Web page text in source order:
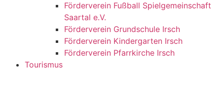
Förderverein Fußball Spielgemeinschaft
Saartal e.V.
Förderverein Grundschule Irsch
Förderverein Kindergarten Irsch
Förderverein Pfarrkirche Irsch
Tourismus